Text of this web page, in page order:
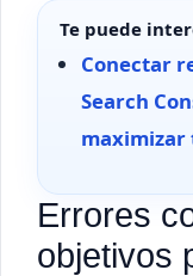
Te puede
Conectar
Search
maximizar
Errores
objetivos